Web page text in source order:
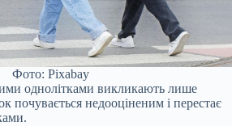
Фото: Pixabay
однолітками викликають лише
почувається недооціненим і перестає